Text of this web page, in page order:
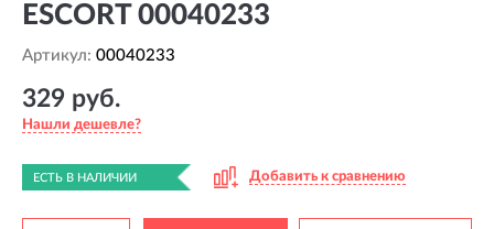
ESCORT 00040233
Артикул: 00040233
329 руб.
Нашли дешевле?
ЕСТЬ В НАЛИЧИИ Добавить к сравнению